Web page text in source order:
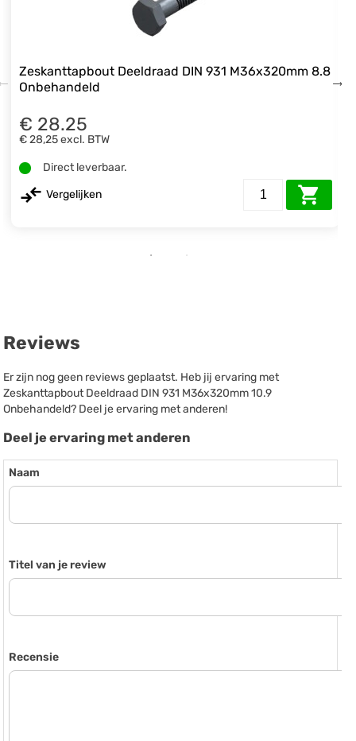
Zeskanttapbout Deeldraad DIN 931 M36x320mm 8.8
Onbehandeld
€ 28.25
€ 28,25excl. BTW
Direct leverbaar.
Vergelijken
Reviews
Er zijn nog geen reviews geplaatst. Heb jij ervaring met
Zeskanttapbout Deeldraad DIN 931 M36x320mm 10.9
Onbehandeld? Deel je ervaring met anderen!
Deel je ervaring met anderen
Naam
Titel van je review
Recensie